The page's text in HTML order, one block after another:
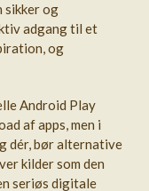
sikker og
adgang til et
og
Android Play
af apps, men i
dér, bør alternative
kilder som den
seriøs digitale